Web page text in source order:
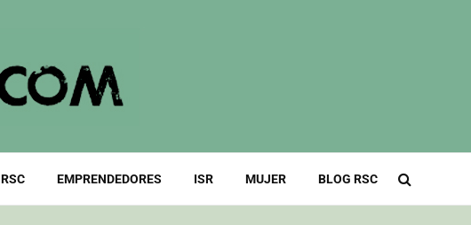
RSC EMPRENDEDORES ISR MUJER BLOG RSC